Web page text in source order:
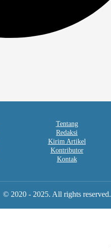
Tentang
Redaksi
Kirim Artikel
Kontributor
Kontak
© 2020 - 2025. All rights reserved.